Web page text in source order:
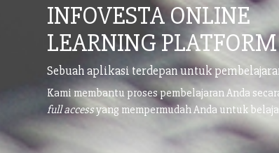
INFOVESTA ONLINE
LEARNING PLATFORM
Sebuah aplikasi terdepan untuk
Kami membantu proses pembelajaran Anda
full accessyang mempermudah Anda untuk